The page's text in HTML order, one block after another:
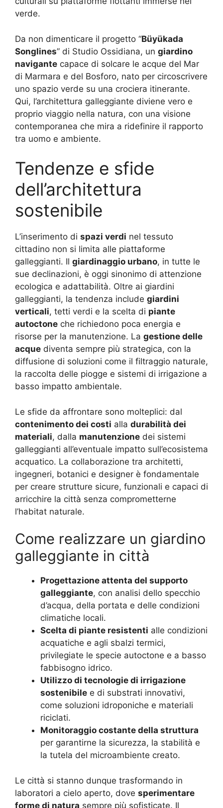
verde.
Da non dimenticare il progetto “Büyükada
Songlines” di Studio Ossidiana, un giardino
navigante capace di solcare le acque del Mar
di Marmara e del Bosforo, nato per circoscrivere
uno spazio verde su una crociera itinerante.
Qui, l’architettura galleggiante diviene vero e
proprio viaggio nella natura, con una visione
contemporanea che mira a ridefinire il rapporto
tra uomo e ambiente.
Tendenze e sfide
dell’architettura
sostenibile
L’inserimento di spazi verdi nel tessuto
cittadino non si limita alle piattaforme
galleggianti. Il giardinaggio urbano, in tutte le
sue declinazioni, è oggi sinonimo di attenzione
ecologica e adattabilità. Oltre ai giardini
galleggianti, la tendenza include giardini
verticali, tetti verdi e la scelta di piante
autoctone che richiedono poca energia e
risorse per la manutenzione. La gestione delle
acque diventa sempre più strategica, con la
diffusione di soluzioni come il filtraggio naturale,
la raccolta delle piogge e sistemi di irrigazione a
basso impatto ambientale.
Le sfide da affrontare sono molteplici: dal
contenimento dei costi alla durabilità dei
materiali, dalla manutenzione dei sistemi
galleggianti all’eventuale impatto sull’ecosistema
acquatico. La collaborazione tra architetti,
ingegneri, botanici e designer è fondamentale
per creare strutture sicure, funzionali e capaci di
arricchire la città senza comprometterne
l’habitat naturale.
Come realizzare un giardino
galleggiante in città
Progettazione attenta del supporto
galleggiante, con analisi dello specchio
d’acqua, della portata e delle condizioni
climatiche locali.
Scelta di piante resistenti alle condizioni
acquatiche e agli sbalzi termici,
privilegiate le specie autoctone e a basso
fabbisogno idrico.
Utilizzo di tecnologie di irrigazione
sostenibile e di substrati innovativi,
come soluzioni idroponiche e materiali
riciclati.
Monitoraggio costante della struttura
per garantirne la sicurezza, la stabilità e
la tutela del microambiente creato.
Le città si stanno dunque trasformando in
laboratori a cielo aperto, dove sperimentare
forme di natura sempre più sofisticate. Il